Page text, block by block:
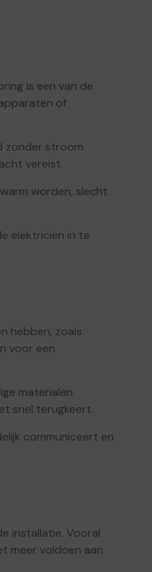
is een van de
of
zonder stroom
vereist.
worden, slecht
elektricien in te
hebben, zoals
voor een
materialen.
snel terugkeert.
communiceert en
installatie. Vooral
meer voldoen aan